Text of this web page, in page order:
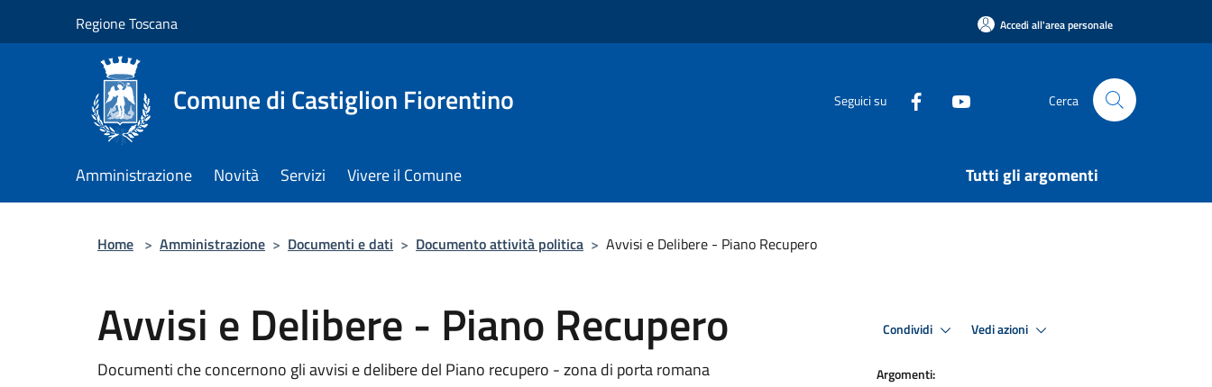
Regione Toscana Accedi all'area personale
Comune di Castiglion Fiorentino Seguici su Cerca
Amministrazione Novità Servizi Vivere il Comune Tutti gli argomenti
Home > Amministrazione > Documenti e dati > Documento attività politica > Avvisi e Delibere - Piano Recupero
Avvisi e Delibere - Piano Recupero
Documenti che concernono gli avvisi e delibere del Piano recupero - zona di porta romana
Condividi Vedi azioni
Argomenti: